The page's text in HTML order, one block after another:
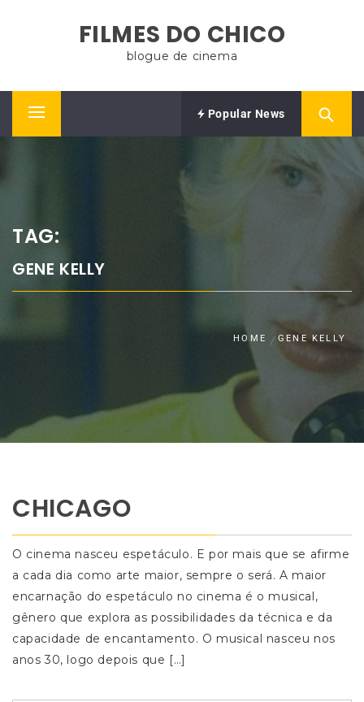
FILMES DO CHICO
blogue de cinema
Primary
Popular News
TAG:
GENE KELLY
HOME GENE KELLY
CHICAGO
O cinema nasceu espetáculo. E por mais que se afirme
a cada dia como arte maior, sempre o será. A maior
encarnação do espetáculo no cinema é o musical,
gênero que explora as possibilidades da técnica e da
capacidade de encantamento. O musical nasceu nos
anos 30, logo depois que […]